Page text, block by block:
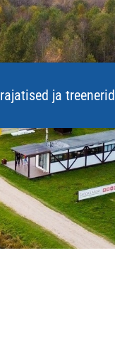
ja treenerid